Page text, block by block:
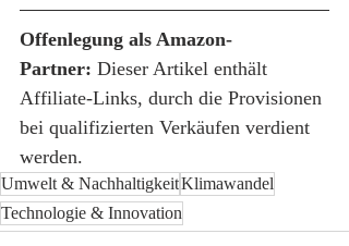
Offenlegung als Amazon-
Partner: Dieser Artikel enthält
Affiliate-Links, durch die Provisionen
bei qualifizierten Verkäufen verdient
werden.
Umwelt & NachhaltigkeitKlimawandel
Technologie & Innovation